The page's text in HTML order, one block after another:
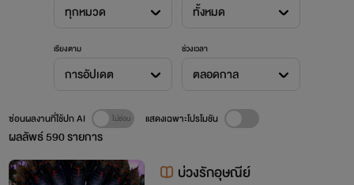
ทุกหมวด ทั้งหมด
เรียงตาม
การอัปเดต
ช่วงเวลา
ตลอดกาล
ผลลัพธ์590รายการ
ซ่อนผลงานที่ใช้ปก AI แสดงเฉพาะโปรโมชัน
บ่วงรักอุษณีย์